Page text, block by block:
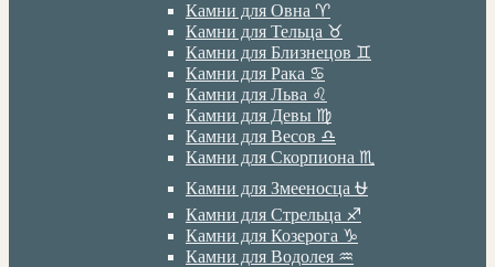
Камни для Овна ♈️
Камни для Тельца ♉️
Камни для Близнецов ♊️
Камни для Рака ♋️
Камни для Льва ♌️
Камни для Девы ♍️
Камни для Весов ♎️
Камни для Скорпиона ♏️
Камни для Змееносца ⛎
Камни для Стрельца ♐️
Камни для Козерога ♑️
Камни для Водолея ♒️